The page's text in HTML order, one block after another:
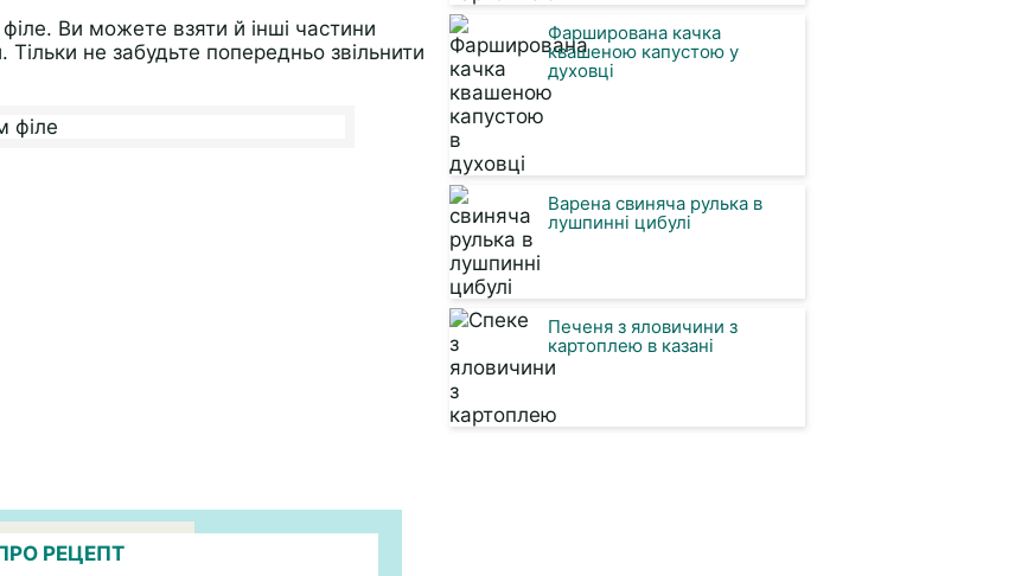
Ви можете взяти й інші частини
не забудьте попередньо звільнити
РЕЦЕПТ
Фарширована качка
квашеною капустою у
духовці
Варена свиняча рулька в
лушпинні цибулі
Печеня з яловичини з
картоплею в казані